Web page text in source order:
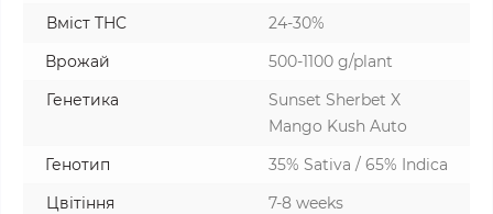
Вміст THC
24-30%
Врожай
500-1100 g/plant
Генетика
Sunset Sherbet X
Mango Kush Auto
Генотип
35% Sativa / 65% Indica
Цвітіння
7-8 weeks